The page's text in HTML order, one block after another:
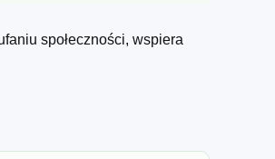
społeczności, wspiera